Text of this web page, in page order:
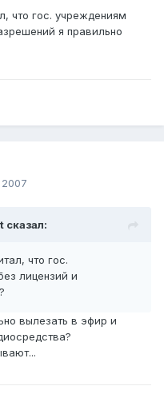
что гос. учреждениям
я правильно
сказал:
что гос.
лицензий и
вылезать в эфир и